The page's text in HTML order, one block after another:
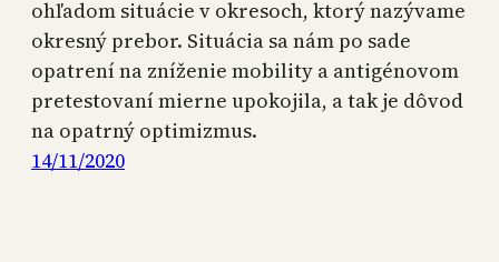
ohľadom situácie v okresoch, ktorý nazývame
okresný prebor. Situácia sa nám po sade
opatrení na zníženie mobility a antigénovom
pretestovaní mierne upokojila, a tak je dôvod
na opatrný optimizmus.
14/11/2020